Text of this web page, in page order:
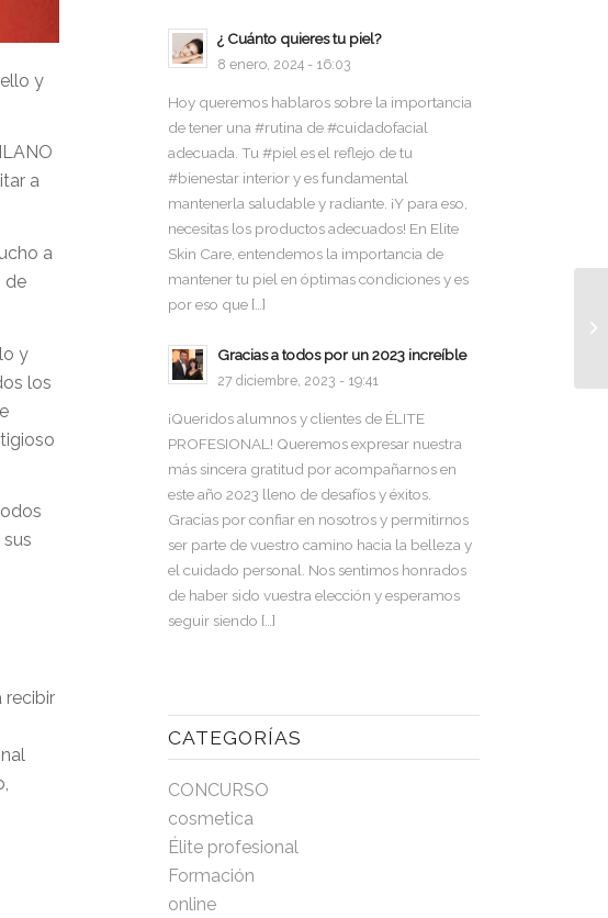
y
a
a
de
y
los
recibir
¿ Cuánto quieres tu piel?
8 enero, 2024 - 16:03
Hoy queremos hablaros sobre la importancia
de tener una #rutina de #cuidadofacial
adecuada. Tu #piel es el reflejo de tu
#bienestar interior y es fundamental
mantenerla saludable y radiante. ¡Y para eso,
necesitas los productos adecuados! En Elite
Skin Care, entendemos la importancia de
mantener tu piel en óptimas condiciones y es
por eso que […]
Gracias a todos por un 2023 increíble
27 diciembre, 2023 - 19:41
¡Queridos alumnos y clientes de ÉLITE
PROFESIONAL! Queremos expresar nuestra
más sincera gratitud por acompañarnos en
este año 2023 lleno de desafíos y éxitos.
Gracias por confiar en nosotros y permitirnos
ser parte de vuestro camino hacia la belleza y
el cuidado personal. Nos sentimos honrados
de haber sido vuestra elección y esperamos
seguir siendo […]
CATEGORÍAS
CONCURSO
cosmetica
Élite profesional
Formación
online